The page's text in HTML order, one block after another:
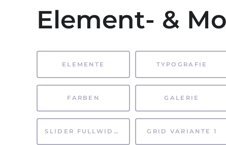
Element- &
ELEMENTE TYPOGRAFIE
FARBEN GALERIE
SLIDER FULLWIDTH GRID VARIANTE 1